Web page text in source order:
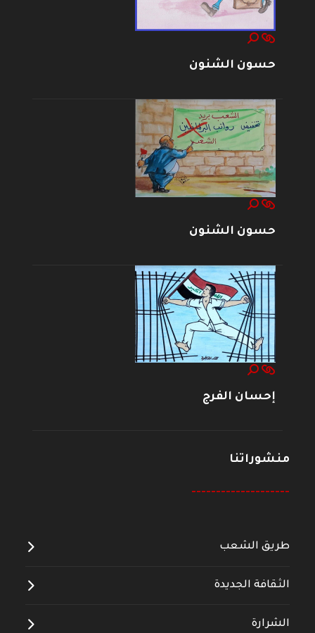
حسون الشنون
حسون الشنون
إحسان الفرج
منشوراتنا
--------------------
طريق الشعب
الثقافة الجديدة
الشرارة